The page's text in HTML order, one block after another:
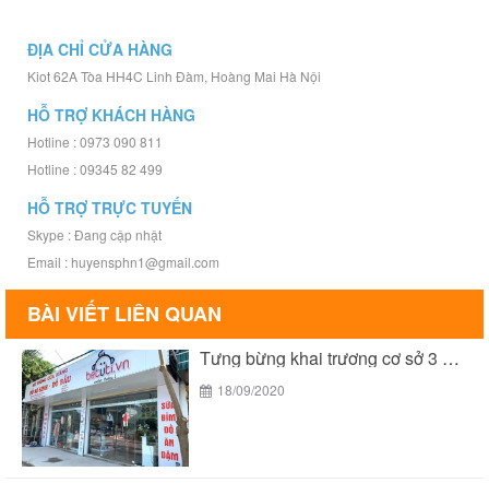
ĐỊA CHỈ CỬA HÀNG
Kiot 62A Tòa HH4C Linh Đàm, Hoàng Mai Hà Nội
HỖ TRỢ KHÁCH HÀNG
Hotline : 0973 090 811
Hotline : 09345 82 499
HỖ TRỢ TRỰC TUYẾN
Skype : Đang cập nhật
Email : huyensphn1@gmail.com
BÀI VIẾT LIÊN QUAN
Tưng bừng khai trương cơ sở 3 của Bé...
18/09/2020